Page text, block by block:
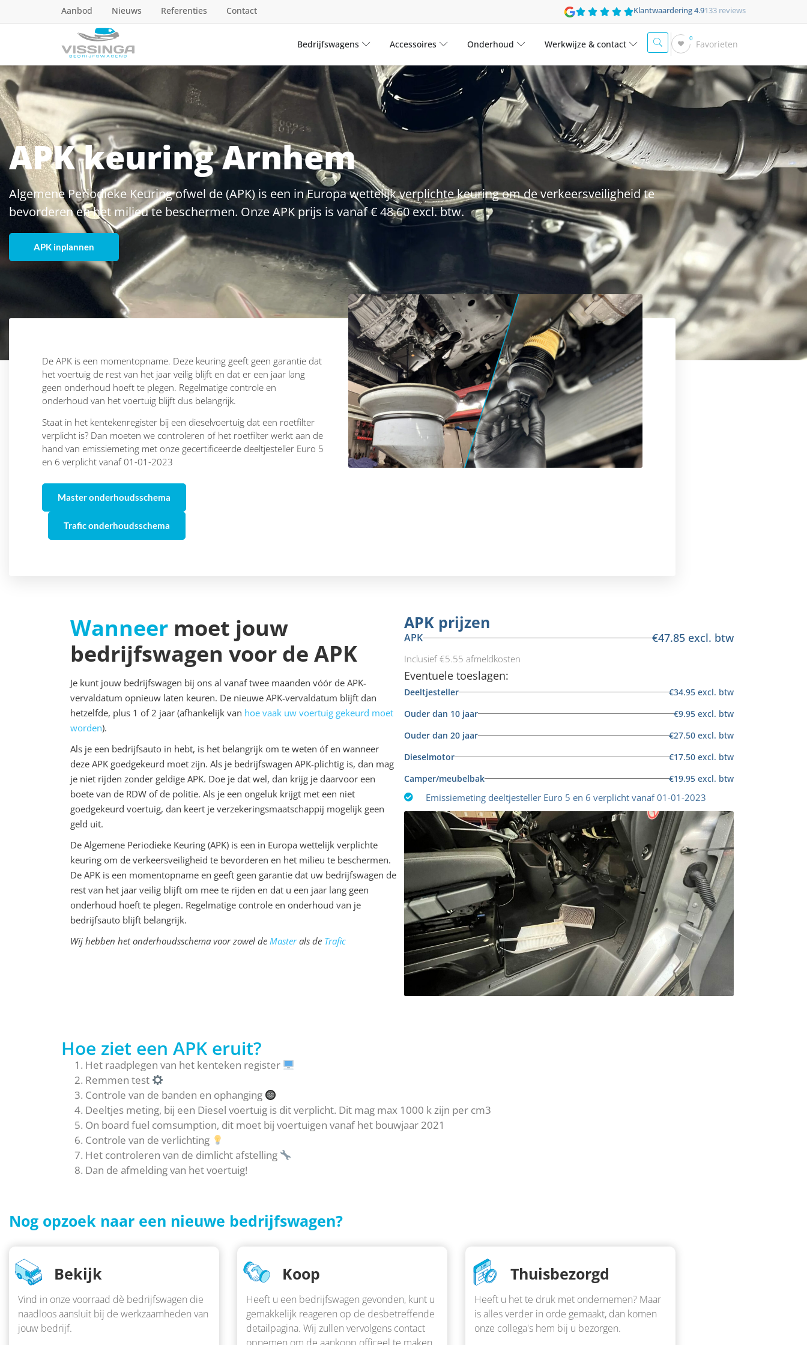
Aanbod Nieuws Referenties Contact Klantwaardering 4.9133 reviews
Bedrijfswagens Accessoires Onderhoud Werkwijze & contact
0
Favorieten
APK keuring Arnhem
Algemene Periodieke Keuring ofwel de (APK) is een in Europa wettelijk verplichte keuring om de verkeersveiligheid te
bevorderen en het milieu te beschermen. Onze APK prijs is vanaf € 48.60 excl. btw.
APK inplannen
De APK is een momentopname. Deze keuring geeft geen garantie dat
het voertuig de rest van het jaar veilig blijft en dat er een jaar lang
geen onderhoud hoeft te plegen. Regelmatige controle en
onderhoud van het voertuig blijft dus belangrijk.
Staat in het kentekenregister bij een dieselvoertuig dat een roetfilter
verplicht is? Dan moeten we controleren of het roetfilter werkt aan de
hand van emissiemeting met onze gecertificeerde deeltjesteller Euro 5
en 6 verplicht vanaf 01-01-2023
Master onderhoudsschema
Trafic onderhoudsschema
Wanneer moet jouw
bedrijfswagen voor de APK
Je kunt jouw bedrijfswagen bij ons al vanaf twee maanden vóór de APK-
vervaldatum opnieuw laten keuren. De nieuwe APK-vervaldatum blijft dan
hetzelfde, plus 1 of 2 jaar (afhankelijk van hoe vaak uw voertuig gekeurd moet
worden).
Als je een bedrijfsauto in hebt, is het belangrijk om te weten óf en wanneer
deze APK goedgekeurd moet zijn. Als je bedrijfswagen APK-plichtig is, dan mag
je niet rijden zonder geldige APK. Doe je dat wel, dan krijg je daarvoor een
boete van de RDW of de politie. Als je een ongeluk krijgt met een niet
goedgekeurd voertuig, dan keert je verzekeringsmaatschappij mogelijk geen
geld uit.
De Algemene Periodieke Keuring (APK) is een in Europa wettelijk verplichte
keuring om de verkeersveiligheid te bevorderen en het milieu te beschermen.
De APK is een momentopname en geeft geen garantie dat uw bedrijfswagen de
rest van het jaar veilig blijft om mee te rijden en dat u een jaar lang geen
onderhoud hoeft te plegen. Regelmatige controle en onderhoud van je
bedrijfsauto blijft belangrijk.
Wij hebben het onderhoudsschema voor zowel de Masterals de Trafic
APK prijzen
APK €47.85 excl. btw
Inclusief €5.55 afmeldkosten
Eventuele toeslagen:
Deeltjesteller
€34.95 excl. btw
Ouder dan 10 jaar
€9.95 excl. btw
Ouder dan 20 jaar
€27.50 excl. btw
Dieselmotor
€17.50 excl. btw
Camper/meubelbak
€19.95 excl. btw
Emissiemeting deeltjesteller Euro 5 en 6 verplicht vanaf 01-01-2023
Hoe ziet een APK eruit?
Het raadplegen van het kenteken register
Remmen test
Controle van de banden en ophanging
Deeltjes meting, bij een Diesel voertuig is dit verplicht. Dit mag max 1000 k zijn per cm3
On board fuel comsumption, dit moet bij voertuigen vanaf het bouwjaar 2021
Controle van de verlichting
Het controleren van de dimlicht afstelling
Dan de afmelding van het voertuig!
Nog opzoek naar een nieuwe bedrijfswagen?
Bekijk
Vind in onze voorraad dè bedrijfswagen die
naadloos aansluit bij de werkzaamheden van
jouw bedrijf.
Koop
Heeft u een bedrijfswagen gevonden, kunt u
gemakkelijk reageren op de desbetreffende
detailpagina. Wij zullen vervolgens contact
Thuisbezorgd
Heeft u het te druk met ondernemen? Maar
is alles verder in orde gemaakt, dan komen
onze collega's hem bij u bezorgen.